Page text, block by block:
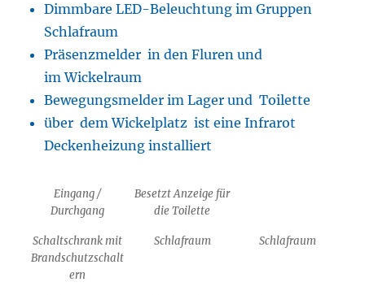
Dimmbare LED-Beleuchtung im Gruppen
Schlafraum
Präsenzmelder in den Fluren und
im Wickelraum
Bewegungsmelder im Lager und Toilette
über dem Wickelplatz ist eine Infrarot
Deckenheizung installiert
Eingang /
Durchgang
Besetzt Anzeige für
die Toilette
Schaltschrank mit
Brandschutzschalt
ern
Schlafraum Schlafraum